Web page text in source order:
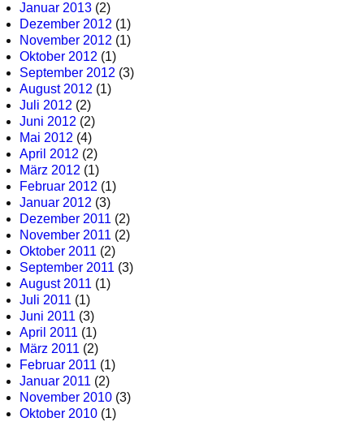
Januar 2013 (2)
Dezember 2012 (1)
November 2012 (1)
Oktober 2012 (1)
September 2012 (3)
August 2012 (1)
Juli 2012 (2)
Juni 2012 (2)
Mai 2012 (4)
April 2012 (2)
März 2012 (1)
Februar 2012 (1)
Januar 2012 (3)
Dezember 2011 (2)
November 2011 (2)
Oktober 2011 (2)
September 2011 (3)
August 2011 (1)
Juli 2011 (1)
Juni 2011 (3)
April 2011 (1)
März 2011 (2)
Februar 2011 (1)
Januar 2011 (2)
November 2010 (3)
Oktober 2010 (1)